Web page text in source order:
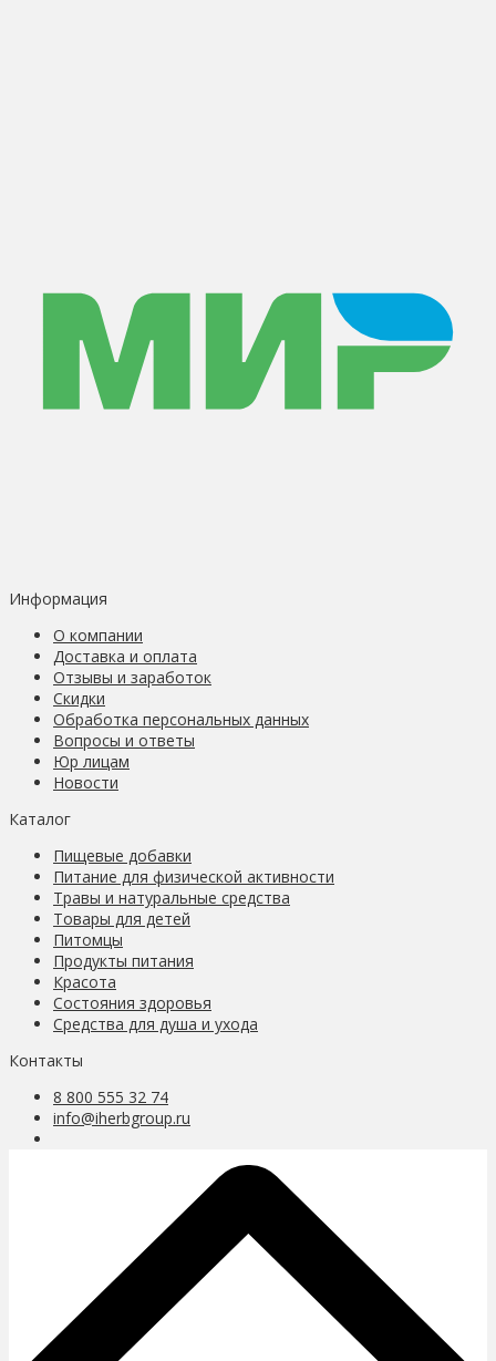
Информация
О компании
Доставка и оплата
Отзывы и заработок
Скидки
Обработка персональных данных
Вопросы и ответы
Юр лицам
Новости
Каталог
Пищевые добавки
Питание для физической активности
Травы и натуральные средства
Товары для детей
Питомцы
Продукты питания
Красота
Состояния здоровья
Средства для душа и ухода
Контакты
8 800 555 32 74
info@iherbgroup.ru